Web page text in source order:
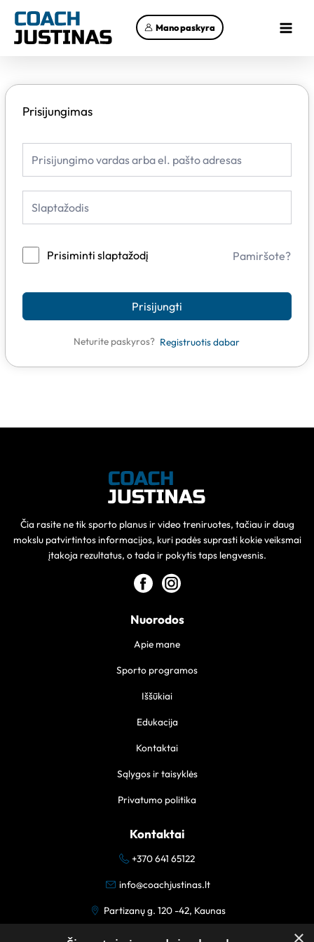
prie
turinio
Mano paskyra
Menu
Prisijungimas
Prisiminti slaptažodį Pamiršote?
Prisijungti
Neturite paskyros? Registruotis dabar
Čia rasite ne tik sporto planus ir video treniruotes, tačiau ir daug
mokslu patvirtintos informacijos, kuri padės suprasti kokie veiksmai
įtakoja rezultatus, o tada ir pokytis taps lengvesnis.
Nuorodos
Apie mane
Sporto programos
Iššūkiai
Edukacija
Kontaktai
Sąlygos ir taisyklės
Privatumo politika
Kontaktai
+370 641 65122
info@coachjustinas.lt
Partizanų g. 120 -42, Kaunas